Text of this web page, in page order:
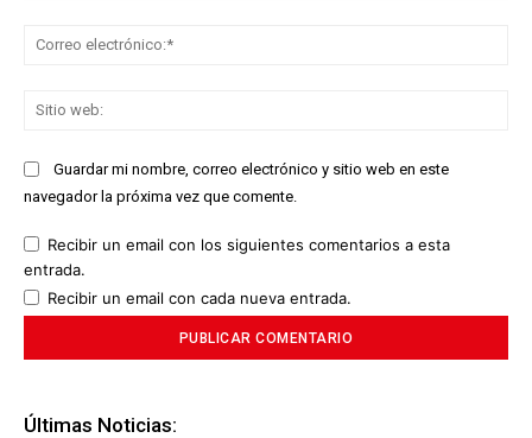
Guardar mi nombre, correo electrónico y sitio web en este
navegador la próxima vez que comente.
Recibir un email con los siguientes comentarios a esta
entrada.
Recibir un email con cada nueva entrada.
Últimas Noticias: